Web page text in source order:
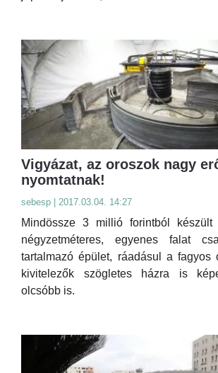
Vigyázat, az oroszok nagy
nyomtatnak!
sebesp | 2017.03.04. 14:27
Mindössze 3 millió forintból
négyzetméteres, egyenes falat
tartalmazó épület, ráadásul a fagyos
kivitelezők szögletes házra is
olcsóbb is.